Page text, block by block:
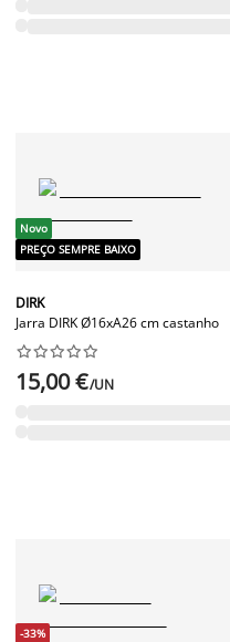
Novo
PREÇO SEMPRE BAIXO
DIRK
Jarra DIRK Ø16xA26 cm castanho






15,00 €/UN
-33%